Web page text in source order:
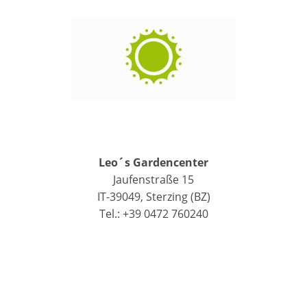
Leo´s Gardencenter
Jaufenstraße 15
IT-39049, Sterzing (BZ)
Tel.: +39 0472 760240